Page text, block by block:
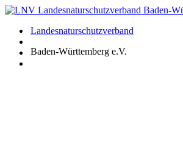
Zum
springenLandesnaturschutzverband
Baden-Württemberg e.V.